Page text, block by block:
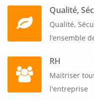
Qualité,
Qualité,
l’ensemble
RH
Maitriser
l'entreprise